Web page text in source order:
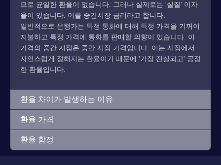
므로 균일한 환율이 없습니다. 그러나 실제로는 '실질' 이자
율이 있습니다. 이를 중간시장 금리라고 합니다.
일반적으로 은행가는 특정 통화에 대해 특정 가격을 기꺼이
지불하고 특정 가격에 통화를 판매할 의향이 있습니다. 이
가격의 중간 지점은 중간 시장 가격입니다. 이는 시장에서
자연스럽게 정해지는 환율이기 때문에 '가장 진실되고' 공정
한 환율입니다.
환율 차이가 발생하는 이유
환율 가격
환율 함정